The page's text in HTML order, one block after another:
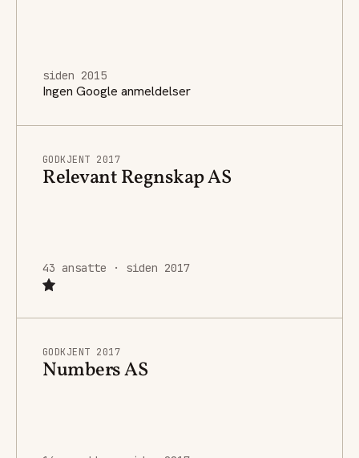
siden 2015
Ingen Google anmeldelser
GODKJENT 2017
Relevant Regnskap AS
43 ansatte · siden 2017
GODKJENT 2017
Numbers AS